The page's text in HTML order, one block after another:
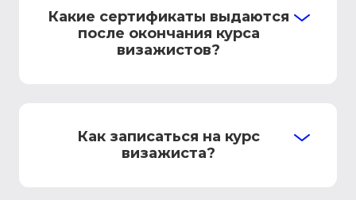
Какие сертификаты выдаются
после окончания курса
визажистов?
Как записаться на курс
визажиста?